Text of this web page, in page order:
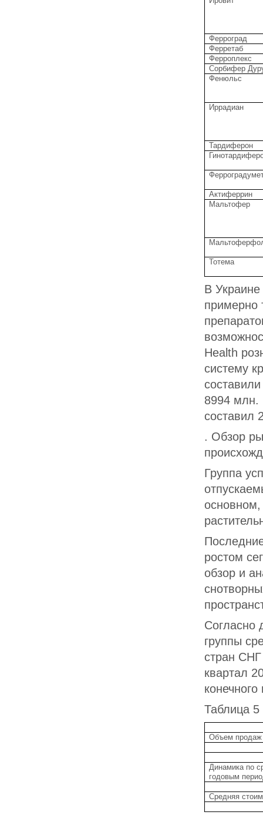
Ферроград
Ферретаб
Ферроплекс
Сорбифер
Фенюльс
Иррадиан
Тардиферон
Актиферрин
Мальтофер
Тотема
В Украине
примерно
Health
систему
8994 млн.
составил
. Обзор
Группа
основном,
ростом
обзор и
Согласно
группы
стран
квартал
Таблица 5
Объем
Динамика по
годовым
Средняя